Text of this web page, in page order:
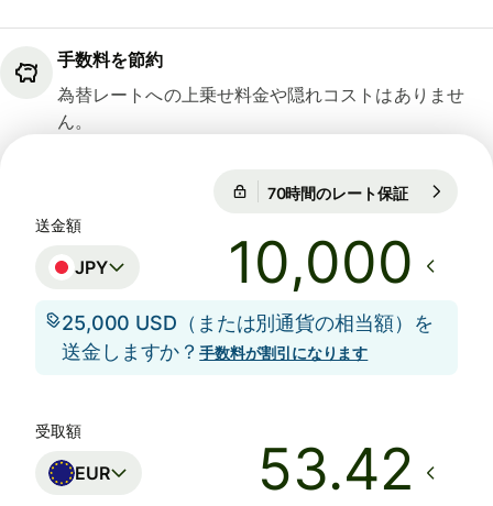
手数料を節約
為替レートへの上乗せ料金や隠れコストはありませ
ん。
70時間のレート保証
送金額
JPY
25,000 USD（または別通貨の相当額）を
送金しますか？手数料が割引になります
受取額
EUR